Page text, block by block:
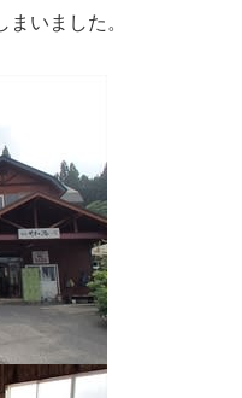
いました。